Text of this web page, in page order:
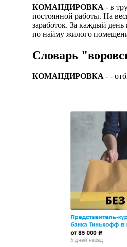
КОМАНДИРОВКА - в
постоянной работы. На
заработок. За каждый
по найму жилого
Словарь
КОМАНДИРОВКА - -